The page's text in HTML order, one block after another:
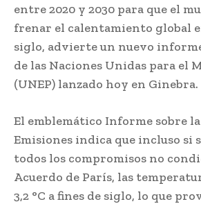
entre 2020 y 2030 para que el
frenar el calentamiento global
siglo, advierte un nuevo
de las Naciones Unidas para el
(UNEP) lanzado hoy en Ginebra.
El emblemático Informe sobre
Emisiones indica que incluso si
todos los compromisos no
Acuerdo de París, las
3,2 °C a fines de siglo, lo que